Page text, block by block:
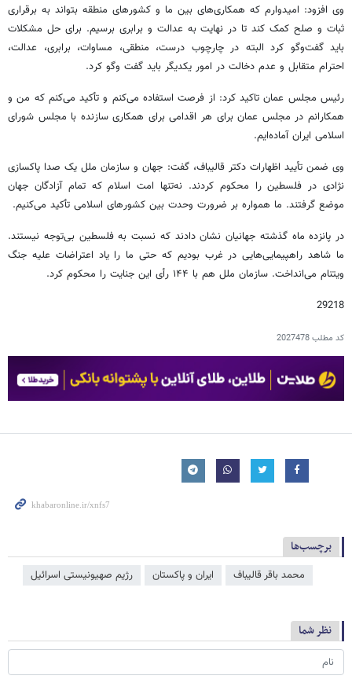
وی افزود: امیدوارم که همکاری‌های بین ما و کشورهای منطقه بتواند به برقراری
ثبات و صلح کمک کند تا در نهایت به عدالت و برابری برسیم. برای حل مشکلات
باید گفت‌وگو کرد البته در چارچوب درست، منطقی، مساوات، برابری، عدالت،
احترام متقابل و عدم دخالت در امور یکدیگر باید گفت وگو کرد.
رئیس مجلس عمان تاکید کرد: از فرصت استفاده می‌کنم و تأکید می‌کنم که من و
همکارانم در مجلس عمان برای هر اقدامی برای همکاری سازنده با مجلس شورای
اسلامی ایران آماده‌ایم.
وی ضمن تأیید اظهارات دکتر قالیباف، گفت: جهان و سازمان ملل یک صدا پاکسازی
نژادی در فلسطین را محکوم کردند. نه‌تنها امت اسلام که تمام آزادگان جهان
موضع گرفتند. ما همواره بر ضرورت وحدت بین کشورهای اسلامی تأکید می‌کنیم.
در پانزده ماه گذشته جهانیان نشان دادند که نسبت به فلسطین بی‌توجه نیستند.
ما شاهد راهپیمایی‌هایی در غرب بودیم که حتی ما را یاد اعتراضات علیه جنگ
ویتنام می‌انداخت. سازمان ملل هم با ۱۴۴ رأی این جنایت را محکوم کرد.
29218
کد مطلب2027478
برچسب‌ها
محمد باقر قالیباف ایران و پاکستان رژیم صهیونیستی اسرائیل
نظر شما